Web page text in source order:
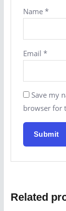
Name *
Email *
Save my
browser for
Related